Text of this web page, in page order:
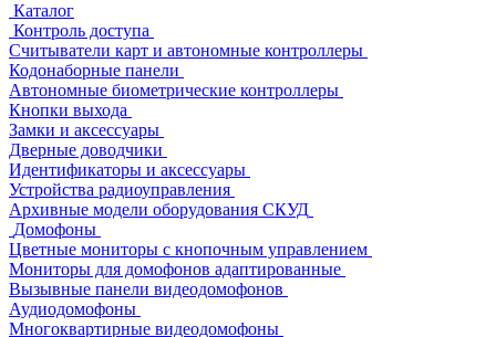
Каталог
Контроль доступа
Считыватели карт и автономные контроллеры
Кодонаборные панели
Автономные биометрические контроллеры
Кнопки выхода
Замки и аксессуары
Дверные доводчики
Идентификаторы и аксессуары
Устройства радиоуправления
Архивные модели оборудования СКУД
Домофоны
Цветные мониторы с кнопочным управлением
Мониторы для домофонов адаптированные
Вызывные панели видеодомофонов
Аудиодомофоны
Многоквартирные видеодомофоны